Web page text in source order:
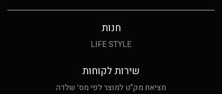
חנות
LIFE STYLE
שירות לקוחות
מציאת מק"ט למוצר לפי מס׳ שלדה